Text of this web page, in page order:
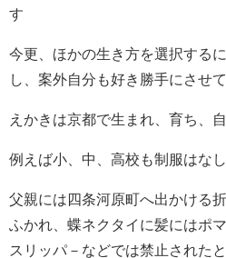
す
今更、ほかの生き方を選択する
し、案外自分も好き勝手にさせ
えかきは京都で生まれ、育ち、
例えば小、中、高校も制服はな
父親には四条河原町へ出かける
ふかれ、蝶ネクタイに髪にはポ
スリッパ－などでは禁止された